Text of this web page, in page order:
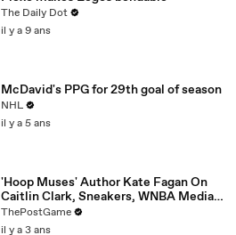
The Daily Dot
il y a 9 ans
McDavid's PPG for 29th goal of season
NHL
il y a 5 ans
'Hoop Muses' Author Kate Fagan On
Caitlin Clark, Sneakers, WNBA Media
And Women's Basketball History
ThePostGame
il y a 3 ans